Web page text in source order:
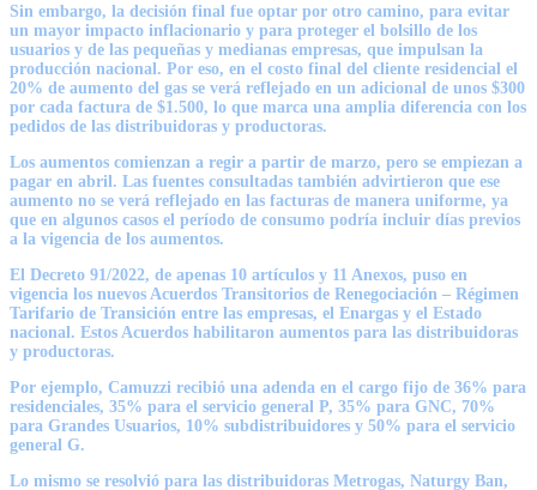
Sin embargo, la decisión final fue optar por otro camino, para evitar
un mayor impacto inflacionario y para proteger el bolsillo de los
usuarios y de las pequeñas y medianas empresas, que impulsan la
producción nacional. Por eso, en el costo final del cliente residencial el
20% de aumento del gas se verá reflejado en un adicional de unos $300
por cada factura de $1.500, lo que marca una amplia diferencia con los
pedidos de las distribuidoras y productoras.
Los aumentos comienzan a regir a partir de marzo, pero se empiezan a
pagar en abril. Las fuentes consultadas también advirtieron que ese
aumento no se verá reflejado en las facturas de manera uniforme, ya
que en algunos casos el período de consumo podría incluir días previos
a la vigencia de los aumentos.
El Decreto 91/2022, de apenas 10 artículos y 11 Anexos, puso en
vigencia los nuevos Acuerdos Transitorios de Renegociación – Régimen
Tarifario de Transición entre las empresas, el Enargas y el Estado
nacional. Estos Acuerdos habilitaron aumentos para las distribuidoras
y productoras.
Por ejemplo, Camuzzi recibió una adenda en el cargo fijo de 36% para
residenciales, 35% para el servicio general P, 35% para GNC, 70%
para Grandes Usuarios, 10% subdistribuidores y 50% para el servicio
general G.
Lo mismo se resolvió para las distribuidoras Metrogas, Naturgy Ban,